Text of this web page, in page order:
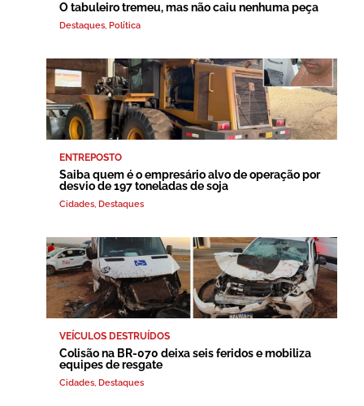
O tabuleiro tremeu, mas não caiu nenhuma peça
Destaques Política
ENTREPOSTO
Saiba quem é o empresário alvo de operação por
desvio de 197 toneladas de soja
Cidades Destaques
VEÍCULOS DESTRUÍDOS
Colisão na BR-070 deixa seis feridos e mobiliza
equipes de resgate
Cidades Destaques